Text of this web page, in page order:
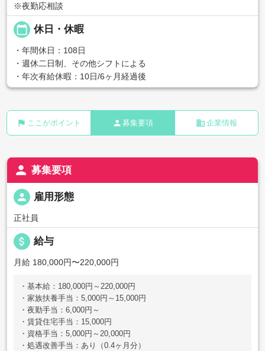
※夜勤応相談
calendar_today 休日・休暇
・年間休日：108日
・週休二日制、その他シフトによる
・年次有給休暇：10日/6ヶ月経過後
flag ここがポイント person 募集要項 business 企業情報
person 募集要項
person 雇用形態
正社員
attach_money 給与
月給 180,000円〜220,000円
・基本給：180,000円～220,000円
・家族扶養手当：5,000円～15,000円
・夜勤手当：6,000円～
・賃貸住宅手当：15,000円
・資格手当：5,000円～20,000円
・処遇改善手当：あり（0.4ヶ月分）